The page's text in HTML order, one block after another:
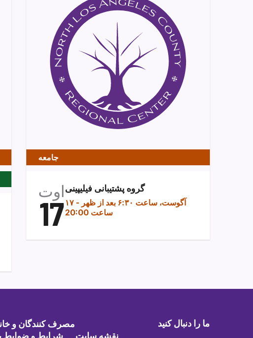
جامعه
اوت
17
گروه پشتیبانی فیلیپینی
۱۷ آگوست، ساعت ۶:۳۰ بعد از ظهر
-
ساعت 20:00
مصرف کنندگان و
شرایط و ضوابط نقشه سایت
ما را دنبال کنید